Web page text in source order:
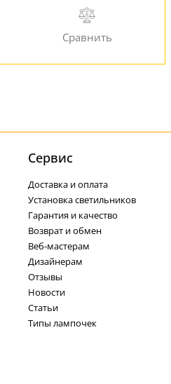
Cервис
Доставка и оплата
Установка светильников
Гарантия и качество
Возврат и обмен
Веб-мастерам
Дизайнерам
Отзывы
Новости
Статьи
Типы лампочек